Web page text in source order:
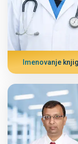
Imenovanje